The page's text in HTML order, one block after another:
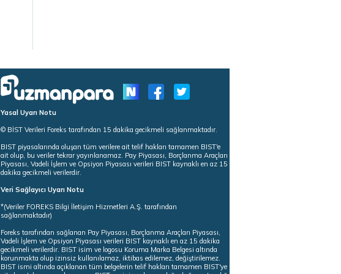
Yasal Uyarı Notu
© BİST Verileri Foreks tarafından 15 dakika gecikmeli sağlanmaktadır.
BIST piyasalarında oluşan tüm verilere ait telif hakları tamamen BIST'e
ait olup, bu veriler tekrar yayınlanamaz. Pay Piyasası, Borçlanma Araçları
Piyasası, Vadeli İşlem ve Opsiyon Piyasası verileri BIST kaynaklı en az 15
dakika gecikmeli verilerdir.
Veri Sağlayıcı Uyarı Notu
*(Veriler FOREKS Bilgi İletişim Hizmetleri A.Ş. tarafından
sağlanmaktadır)
Foreks tarafından sağlanan Pay Piyasası, Borçlanma Araçları Piyasası,
Vadeli İşlem ve Opsiyon Piyasası verileri BIST kaynaklı en az 15 dakika
gecikmeli verilerdir. BIST isim ve logosu Koruma Marka Belgesi altında
korunmakta olup izinsiz kullanılamaz, iktibas edilemez, değiştirilemez.
BIST ismi altında açıklanan tüm belgelerin telif hakları tamamen BIST'ye